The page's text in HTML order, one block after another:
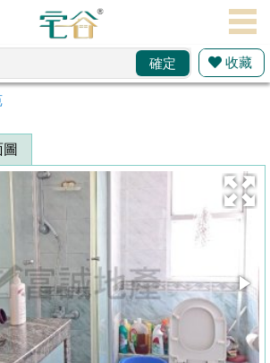
理
確定 收藏